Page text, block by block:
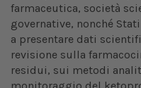
farmaceutica, società
governative, nonché
a presentare dati
revisione sulla
residui, sui metodi